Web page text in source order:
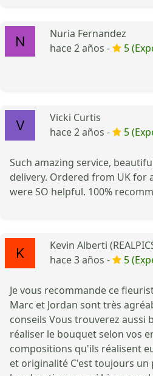
Nuria Fernandez
hace 2 años -
5
Vicki Curtis
hace 2 años -
5
Such amazing service,
delivery. Ordered from UK for
were SO helpful. 100%
Kevin Alberti
hace 3 años -
5
Je vous recommande ce
Marc et Jordan sont très
conseils Vous trouverez aussi
réaliser le bouquet selon vos
compositions qu'ils réalisent
et originalité C'est toujours un